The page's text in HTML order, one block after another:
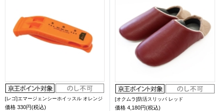
[レゴ]エマージェンシーホイッスル オレンジ
価格 330円(税込)
[オクムラ]防活スリッパ レッド
価格 4,180円(税込)